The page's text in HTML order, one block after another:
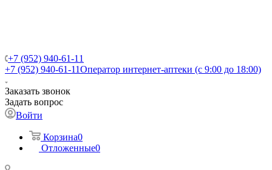
+7 (952) 940-61-11
+7 (952) 940-61-11Оператор интернет-аптеки (с 9:00 до 18:00)
Заказать звонок
Задать вопрос
Войти
Корзина0
Отложенные0